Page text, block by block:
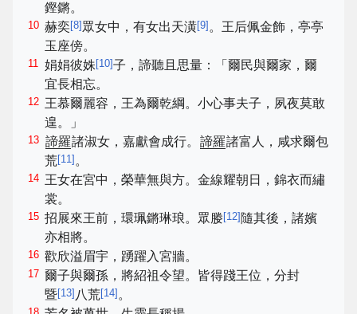
鏗鏘。
10 赫奕 [8] 眾女中，有女出天潢[9] 。王后佩金飾，亭亭
玉座傍。
11 娟娟彼姝[10]子，諦聽且思量：「爾民與爾家，爾
宜長相忘。
12 王慕爾麗容，王為爾乾綱。小心事夫子，夙夜莫敢
遑。」
13 諦羅諸淑女，嘉獻會成行。 諦羅諸富人，咸求爾包
荒[11] 。
14 王女在宮中，榮華無與方。金線耀朝日，錦衣而繡
裳。
15 招展來王前，環珮鏘琳琅。眾媵 [12]隨其後，諸嬪
亦相將。
16 歡欣溢眉宇，踴躍入宮牆。
17 爾子與爾孫，將紹祖令望。皆得踐王位，分封
暨[13] 八荒[14] 。